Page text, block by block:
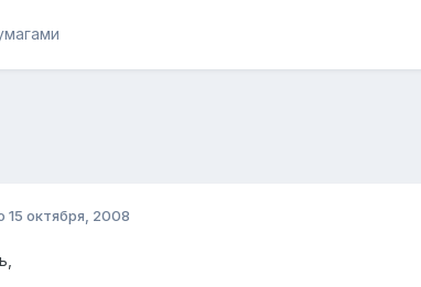
15 октября, 2008